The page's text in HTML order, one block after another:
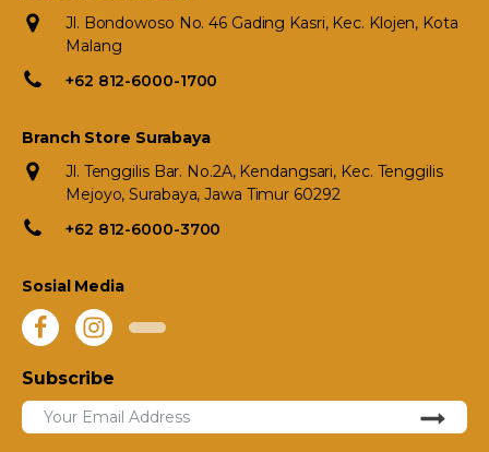
Jl. Bondowoso No. 46 Gading Kasri, Kec. Klojen, Kota
Malang
+62 812-6000-1700
Branch Store Surabaya
Jl. Tenggilis Bar. No.2A, Kendangsari, Kec. Tenggilis
Mejoyo, Surabaya, Jawa Timur 60292
+62 812-6000-3700
Sosial Media
Subscribe